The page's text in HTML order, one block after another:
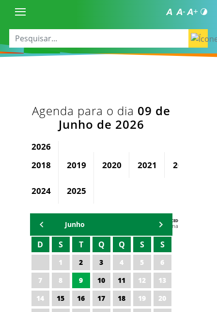
Agenda para o dia 09 de
Junho de 2026
2026
2018
2019 2020 2021 2022
2024 2025
AGENDA DA CODED/CED
Vagna Lima
Junho
D S T Q Q S S
1 2 3 4 5
6
7
8 9 10 11 12
13
14
15 16 17 18 19
20